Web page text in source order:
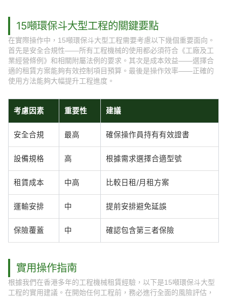
15噸環保斗大型工程的關鍵要點
在實際操作中，15噸環保斗大型工程需要考慮以下幾個重要面向。
首先是安全合規性——所有工程機械的使用都必須符合《工廠及工
業經營條例》和相關附屬法例的要求。其次是成本效益——選擇合
適的租賃方案能夠有效控制項目預算。最後是操作效率——正確的
使用方法能夠大幅提升工程進度。
考慮因素 重要性 建議
安全合規 最高 確保操作員持有有效證書
設備規格 高 根據需求選擇合適型號
租賃成本 中高 比較日租/月租方案
運輸安排 中 提前安排避免延誤
保險覆蓋 中 確認包含第三者保險
實用操作指南
根據我們在香港多年的工程機械租賃經驗，以下是15噸環保斗大型
工程的實用建議。在開始任何工程前，務必進行全面的風險評估，